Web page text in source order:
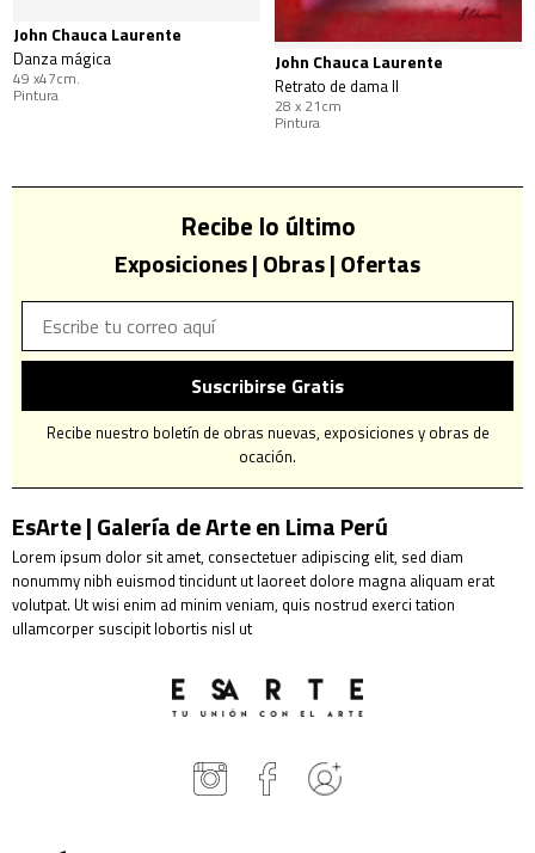
John Chauca Laurente
Danza mágica
49 x47cm.
Pintura
John Chauca Laurente
Retrato de dama II
28 x 21cm
Pintura
Recibe lo último
Exposiciones | Obras | Ofertas
Suscribirse Gratis
Recibe nuestro boletín de obras nuevas, exposiciones y obras de
ocación.
EsArte | Galería de Arte en Lima Perú
Lorem ipsum dolor sit amet, consectetuer adipiscing elit, sed diam
nonummy nibh euismod tincidunt ut laoreet dolore magna aliquam erat
volutpat. Ut wisi enim ad minim veniam, quis nostrud exerci tation
ullamcorper suscipit lobortis nisl ut